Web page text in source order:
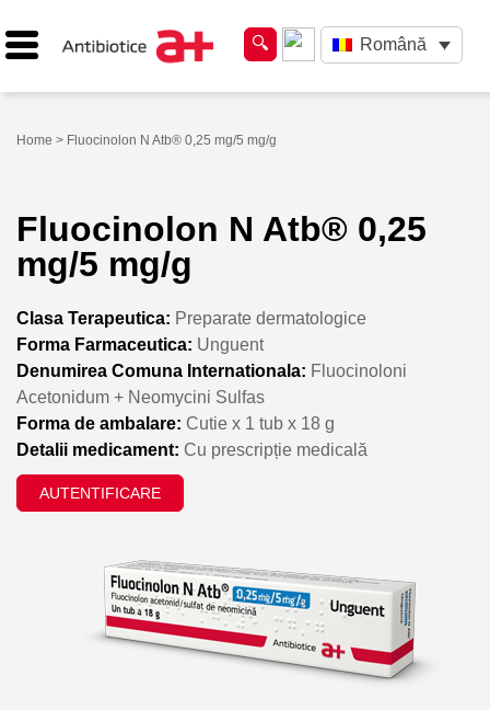
Română
Home > Fluocinolon N Atb® 0,25 mg/5 mg/g
Fluocinolon N Atb® 0,25
mg/5 mg/g
Clasa Terapeutica: Preparate dermatologice
Forma Farmaceutica: Unguent
Denumirea Comuna Internationala: Fluocinoloni
Acetonidum + Neomycini Sulfas
Forma de ambalare: Cutie x 1 tub x 18 g
Detalii medicament: Cu prescripție medicală
AUTENTIFICARE